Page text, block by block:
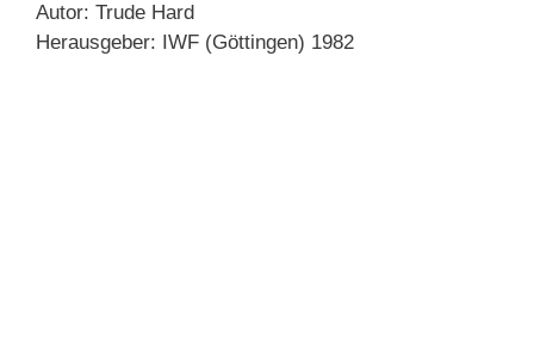
Autor: Trude Hard
Herausgeber: IWF (Göttingen) 1982